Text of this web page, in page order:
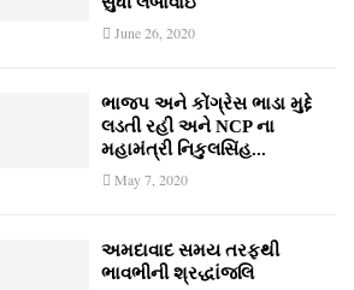
June 26, 2020
ભાજપ અને કોંગ્રેસ ભાડા મુદ્દે
લડતી રહી અને NCP ના
મહામંત્રી નિકુલસિંહ...
May 7, 2020
અમદાવાદ સમય તરફથી
ભાવભીની શ્રદ્ધાંજલિ